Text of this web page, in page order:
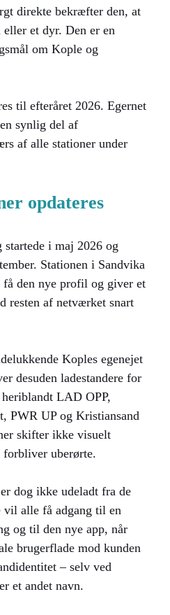
direkte bekræfter den, at
eller et dyr. Den er en
om Kople og
til efteråret 2026. Egernet
synlig del af
af alle stationer under
opdateres
i maj 2026 og
Stationen i Sandvika
den nye profil og giver et
resten af netværket snart
Koples egenejet
desuden ladestandere for
LAD OPP,
PWR UP og Kristiansand
skifter ikke visuelt
uberørte.
dog ikke udeladt fra de
alle få adgang til en
og til den nye app, når
brugerflade mod kunden
– selv ved
et andet navn.